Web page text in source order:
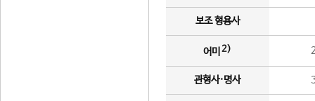
보조 형용사
어미 2)
관형사·명사